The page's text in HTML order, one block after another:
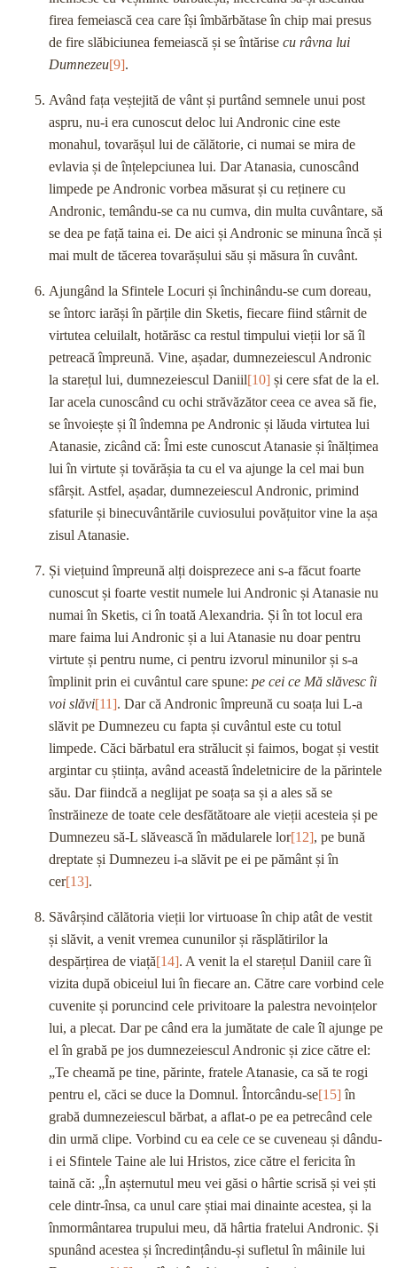
firea femeiască cea care își îmbărbătase în chip mai presus
de fire slăbiciunea femeiască și se întărise cu râvna lui
Dumnezeu[9].
Având fața veștejită de vânt și purtând semnele unui post
aspru, nu-i era cunoscut deloc lui Andronic cine este
monahul, tovarășul lui de călătorie, ci numai se mira de
evlavia și de înțelepciunea lui. Dar Atanasia, cunoscând
limpede pe Andronic vorbea măsurat și cu reținere cu
Andronic, temându-se ca nu cumva, din multa cuvântare, să
se dea pe față taina ei. De aici și Andronic se minuna încă și
mai mult de tăcerea tovarășului său și măsura în cuvânt.
Ajungând la Sfintele Locuri și închinându-se cum doreau,
se întorc iarăși în părțile din Sketis, fiecare fiind stârnit de
virtutea celuilalt, hotărăsc ca restul timpului vieții lor să îl
petreacă împreună. Vine, așadar, dumnezeiescul Andronic
la starețul lui, dumnezeiescul Daniil[10] și cere sfat de la el.
Iar acela cunoscând cu ochi străvăzător ceea ce avea să fie,
se învoiește și îl îndemna pe Andronic și lăuda virtutea lui
Atanasie, zicând că: Îmi este cunoscut Atanasie și înălțimea
lui în virtute și tovărășia ta cu el va ajunge la cel mai bun
sfârșit. Astfel, așadar, dumnezeiescul Andronic, primind
sfaturile și binecuvântările cuviosului povățuitor vine la așa
zisul Atanasie.
Și viețuind împreună alți doisprezece ani s-a făcut foarte
cunoscut și foarte vestit numele lui Andronic și Atanasie nu
numai în Sketis, ci în toată Alexandria. Și în tot locul era
mare faima lui Andronic și a lui Atanasie nu doar pentru
virtute și pentru nume, ci pentru izvorul minunilor și s-a
împlinit prin ei cuvântul care spune: pe cei ce Mă slăvesc îi
voi slăvi[11]. Dar că Andronic împreună cu soața lui L-a
slăvit pe Dumnezeu cu fapta și cuvântul este cu totul
limpede. Căci bărbatul era strălucit și faimos, bogat și vestit
argintar cu știința, având această îndeletnicire de la părintele
său. Dar fiindcă a neglijat pe soața sa și a ales să se
înstrăineze de toate cele desfătătoare ale vieții acesteia și pe
Dumnezeu să-L slăvească în mădularele lor[12], pe bună
dreptate și Dumnezeu i-a slăvit pe ei pe pământ și în
cer[13].
Săvârșind călătoria vieții lor virtuoase în chip atât de vestit
și slăvit, a venit vremea cununilor și răsplătirilor la
despărțirea de viață[14]. A venit la el starețul Daniil care îi
vizita după obiceiul lui în fiecare an. Către care vorbind cele
cuvenite și poruncind cele privitoare la palestra nevoințelor
lui, a plecat. Dar pe când era la jumătate de cale îl ajunge pe
el în grabă pe jos dumnezeiescul Andronic și zice către el:
„Te cheamă pe tine, părinte, fratele Atanasie, ca să te rogi
pentru el, căci se duce la Domnul. Întorcându-se[15]în
grabă dumnezeiescul bărbat, a aflat-o pe ea petrecând cele
din urmă clipe. Vorbind cu ea cele ce se cuveneau și dându-
i ei Sfintele Taine ale lui Hristos, zice către el fericita în
taină că: „În așternutul meu vei găsi o hârtie scrisă și vei ști
cele dintr-însa, ca unul care știai mai dinainte acestea, și la
înmormântarea trupului meu, dă hârtia fratelui Andronic. Și
spunând acestea și încredințându-și sufletul în mâinile lui